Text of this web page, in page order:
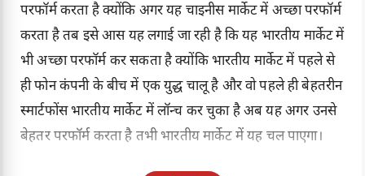
परफॉर्म करता है क्योंकि अगर यह चाइनीस मार्केट में अच्छा परफॉर्म
करता है तब इसे आस यह लगाई जा रही है कि यह भारतीय मार्केट में
भी अच्छा परफॉर्म कर सकता है क्योंकि भारतीय मार्केट में पहले से
ही फोन कंपनी के बीच में एक युद्ध चालू है और वो पहले ही बेहतरीन
स्मार्टफोंस भारतीय मार्केट में लॉन्च कर चुका है अब यह अगर उनसे
बेहतर परफॉर्म करता है तभी भारतीय मार्केट में यह चल पाएगा।